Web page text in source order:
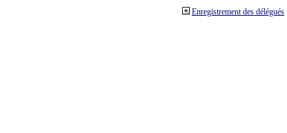
Enregistrement des délégués